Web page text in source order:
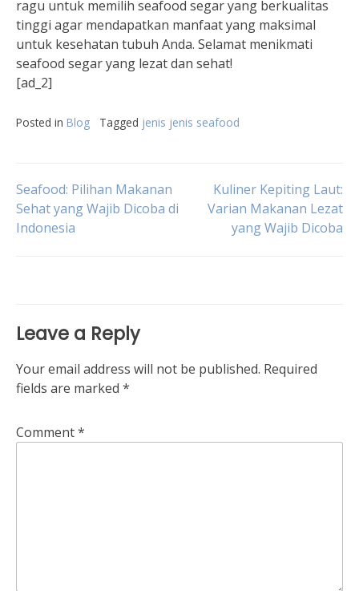
ragu untuk memilih seafood segar yang berkualitas
tinggi agar mendapatkan manfaat yang maksimal
untuk kesehatan tubuh Anda. Selamat menikmati
seafood segar yang lezat dan sehat!
[ad_2]
Posted in Blog Tagged jenis jenis seafood
Post
navigation
Seafood: Pilihan Makanan
Sehat yang Wajib Dicoba di
Indonesia
Kuliner Kepiting Laut:
Varian Makanan Lezat
yang Wajib Dicoba
Leave a Reply
Your email address will not be published. Required
fields are marked *
Comment*